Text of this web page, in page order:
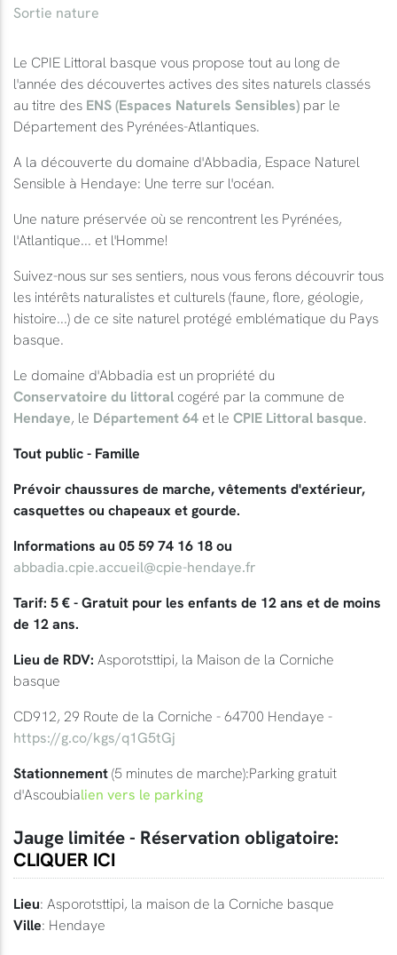
Sortie nature
Le CPIE Littoral basque vous propose tout au long de
l'année des découvertes actives des sites naturels classés
au titre des ENS (Espaces Naturels Sensibles) par le
Département des Pyrénées-Atlantiques.
A la découverte du domaine d'Abbadia, Espace Naturel
Sensible à Hendaye: Une terre sur l'océan.
Une nature préservée où se rencontrent les Pyrénées,
l'Atlantique... et l'Homme!
Suivez-nous sur ses sentiers, nous vous ferons découvrir tous
les intérêts naturalistes et culturels (faune, flore, géologie,
histoire...) de ce site naturel protégé emblématique du Pays
basque.
Le domaine d'Abbadia est un propriété du
Conservatoire du littoral cogéré par la commune de
Hendaye, le Département 64 et le CPIE Littoral basque.
Tout public - Famille
Prévoir chaussures de marche, vêtements d'extérieur,
casquettes ou chapeaux et gourde.
Informations au 05 59 74 16 18 ou
abbadia.cpie.accueil@cpie-hendaye.fr
Tarif: 5 € - Gratuit pour les enfants de 12 ans et de moins
de 12 ans.
Lieu de RDV: Asporotsttipi, la Maison de la Corniche
basque
CD912, 29 Route de la Corniche - 64700 Hendaye -
https://g.co/kgs/q1G5tGj
Stationnement (5 minutes de marche):Parking gratuit
d'Ascoubialien vers le parking
Jauge limitée - Réservation obligatoire:
CLIQUER ICI
Lieu: Asporotsttipi, la maison de la Corniche basque
Ville: Hendaye